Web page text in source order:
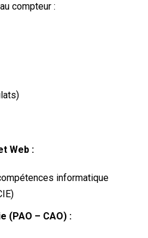
au compteur :
Web :
informatique
(PAO – CAO) :